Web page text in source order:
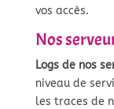
vos accès.
Nos
Logs de nos
niveau de
les traces de